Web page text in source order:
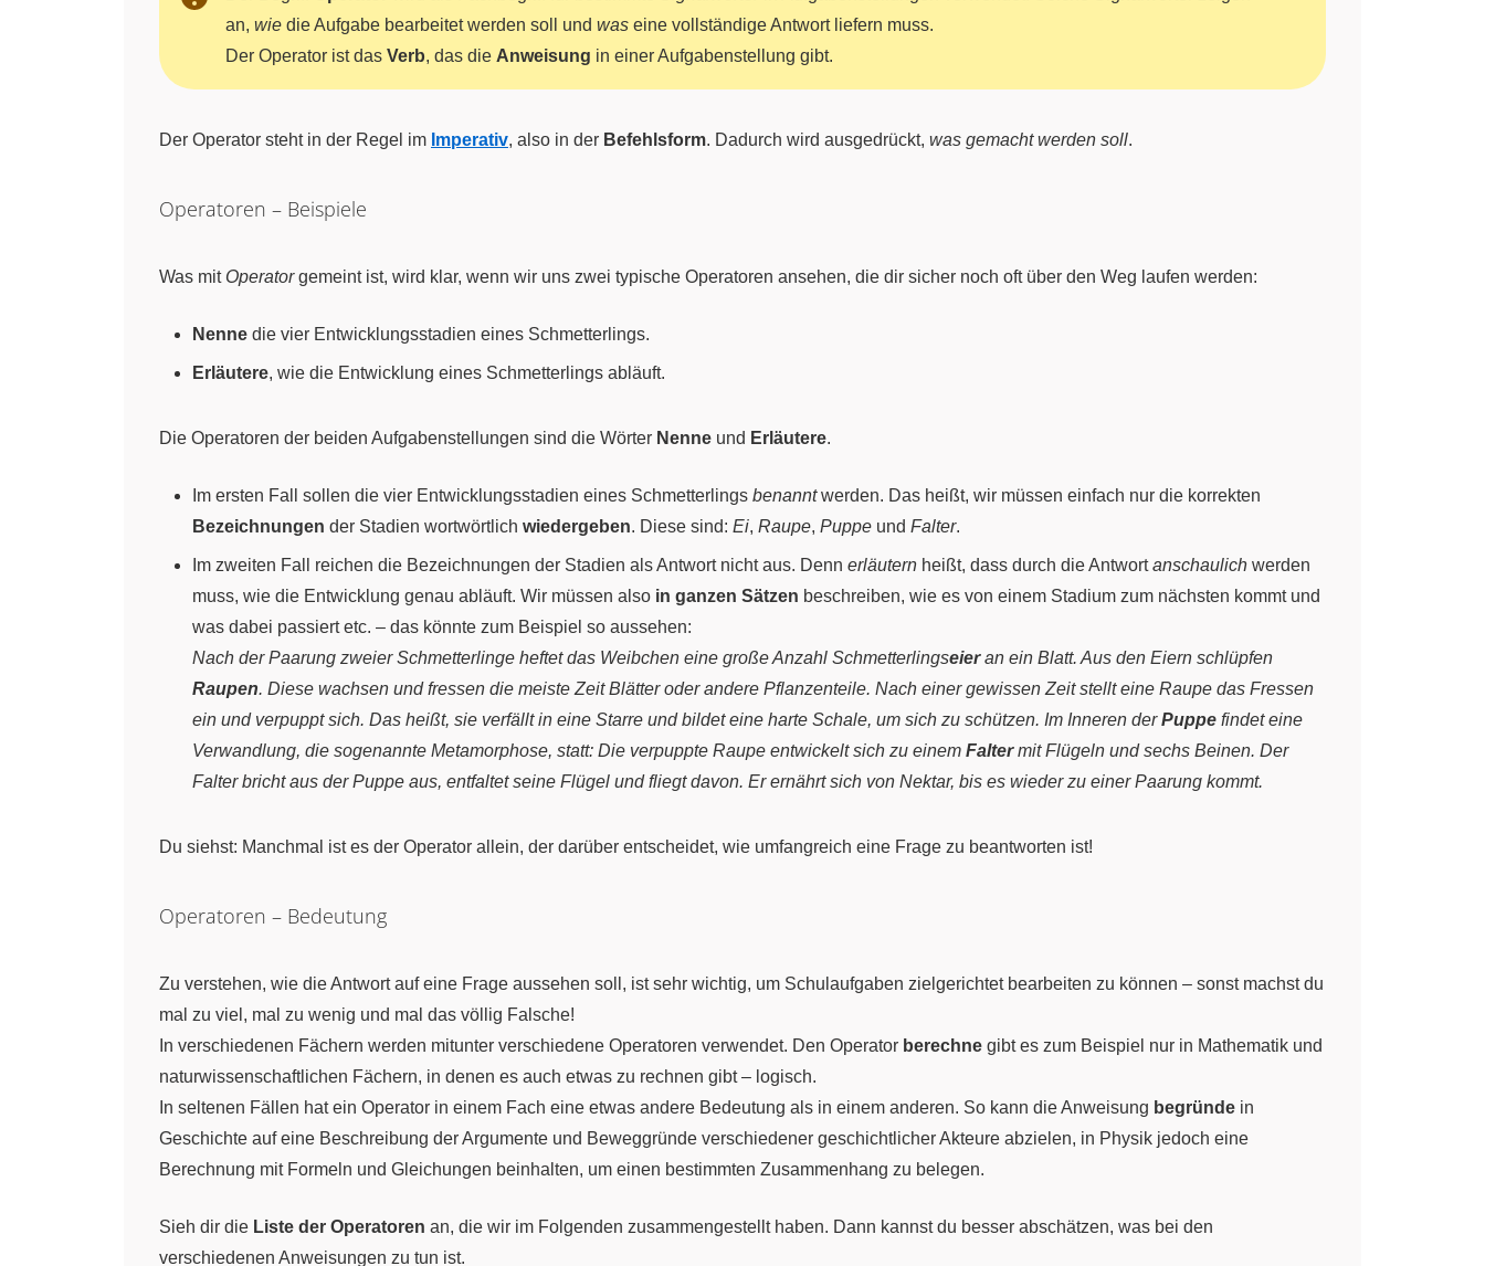
an, wie die Aufgabe bearbeitet werden soll und was eine vollständige Antwort liefern muss.
Der Operator ist das Verb, das die Anweisung in einer Aufgabenstellung gibt.
Der Operator steht in der Regel im Imperativ, also in der Befehlsform. Dadurch wird ausgedrückt, was gemacht werden soll.
Operatoren – Beispiele
Was mit Operatorgemeint ist, wird klar, wenn wir uns zwei typische Operatoren ansehen, die dir sicher noch oft über den Weg laufen werden:
Nenne die vier Entwicklungsstadien eines Schmetterlings.
Erläutere, wie die Entwicklung eines Schmetterlings abläuft.
Die Operatoren der beiden Aufgabenstellungen sind die Wörter Nenne und Erläutere.
Im ersten Fall sollen die vier Entwicklungsstadien eines Schmetterlings benanntwerden. Das heißt, wir müssen einfach nur die korrekten
Bezeichnungen der Stadien wortwörtlich wiedergeben. Diese sind: Ei, Raupe, Puppe und Falter.
Im zweiten Fall reichen die Bezeichnungen der Stadien als Antwort nicht aus. Denn erläutern heißt, dass durch die Antwortanschaulich werden
muss, wie die Entwicklung genau abläuft. Wir müssen also in ganzen Sätzen beschreiben, wie es von einem Stadium zum nächsten kommt und
was dabei passiert etc. – das könnte zum Beispiel so aussehen:
Nach der Paarung zweier Schmetterlinge heftet das Weibchen eine große Anzahl Schmetterlingseieran ein Blatt. Aus den Eiern schlüpfen
Raupen. Diese wachsen und fressen die meiste Zeit Blätter oder andere Pflanzenteile. Nach einer gewissen Zeit stellt eine Raupe das Fressen
ein und verpuppt sich. Das heißt, sie verfällt in eine Starre und bildet eine harte Schale, um sich zu schützen. Im Inneren derPuppe findet eine
Verwandlung, die sogenannte Metamorphose, statt: Die verpuppte Raupe entwickelt sich zu einem Faltermit Flügeln und sechs Beinen. Der
Falter bricht aus der Puppe aus, entfaltet seine Flügel und fliegt davon. Er ernährt sich von Nektar, bis es wieder zu einer Paarung kommt.
Du siehst: Manchmal ist es der Operator allein, der darüber entscheidet, wie umfangreich eine Frage zu beantworten ist!
Operatoren – Bedeutung
Zu verstehen, wie die Antwort auf eine Frage aussehen soll, ist sehr wichtig, um Schulaufgaben zielgerichtet bearbeiten zu können – sonst machst du
mal zu viel, mal zu wenig und mal das völlig Falsche!
In verschiedenen Fächern werden mitunter verschiedene Operatoren verwendet. Den Operator berechne gibt es zum Beispiel nur in Mathematik und
naturwissenschaftlichen Fächern, in denen es auch etwas zu rechnen gibt – logisch.
In seltenen Fällen hat ein Operator in einem Fach eine etwas andere Bedeutung als in einem anderen. So kann die Anweisung begründe in
Geschichte auf eine Beschreibung der Argumente und Beweggründe verschiedener geschichtlicher Akteure abzielen, in Physik jedoch eine
Berechnung mit Formeln und Gleichungen beinhalten, um einen bestimmten Zusammenhang zu belegen.
Sieh dir die Liste der Operatoren an, die wir im Folgenden zusammengestellt haben. Dann kannst du besser abschätzen, was bei den
verschiedenen Anweisungen zu tun ist.